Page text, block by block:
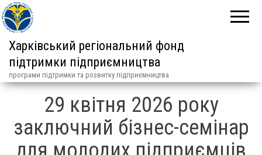
Харківський регіональний фонд
підтримки підприємництва
програми підтримки та розвитку підприємництва
29 квітня 2026 року
заключний бізнес-семінар